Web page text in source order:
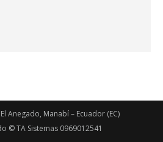
Anegado, Manabí – Ecuador (EC)
© TA Sistemas 0969012541